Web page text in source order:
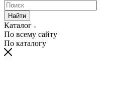
Найти
Каталог
По всему сайту
По каталогу